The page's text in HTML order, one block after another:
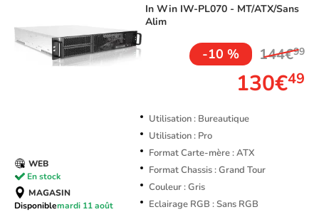
In Win IW-PL070 - MT/ATX/Sans
Alim
-10 % 144€99
130€49
Utilisation : Bureautique
Utilisation : Pro
Format Carte-mère : ATX
Format Chassis : Grand Tour
Couleur : Gris
Eclairage RGB : Sans RGB
WEB
En stock
MAGASIN
Disponiblemardi 11 août